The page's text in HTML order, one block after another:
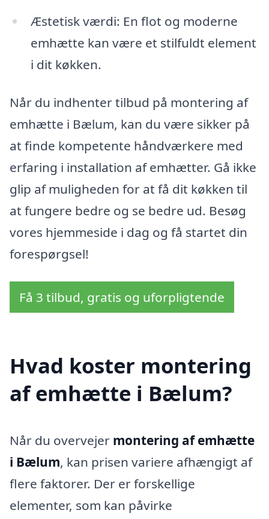
Æstetisk værdi: En flot og moderne
emhætte kan være et stilfuldt element
i dit køkken.
Når du indhenter tilbud på montering af
emhætte i Bælum, kan du være sikker på
at finde kompetente håndværkere med
erfaring i installation af emhætter. Gå ikke
glip af muligheden for at få dit køkken til
at fungere bedre og se bedre ud. Besøg
vores hjemmeside i dag og få startet din
forespørgsel!
Få 3 tilbud, gratis og uforpligtende
Hvad koster montering
af emhætte i Bælum?
Når du overvejer montering af emhætte
i Bælum, kan prisen variere afhængigt af
flere faktorer. Der er forskellige
elementer, som kan påvirke